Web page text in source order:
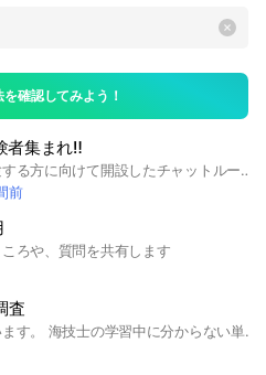
確認してみよう！
者集まれ‼️
海技士（機関）を受験する方に向けて開設したチャットルームです。 過去問分析、試験後の解答、2級の製図予想などもしております。 筆記試験、口述試験の他、学校の中間試験、期末試験等にも対応しておりますのでご気軽に質問してください！ #海技士 #海技試験 #機関 #機関士#海上技術短期大学校 #神戸大学 #東京海洋大学 #水産高校 #海技大学校 #海上技術学校 #水産大学校 #船舶
前
ろや、質問を共有します
査
協力ありがとうございます。 海技士の学習中に分からない単語に遭遇したら教えてください。 回答します。